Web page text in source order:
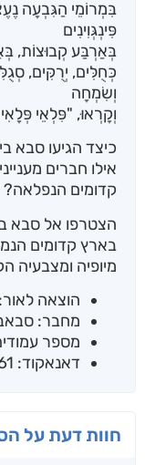
בִּמְרוֹמֵי הַגִּבְעָה
פִּינְגְּוִינִים
בְּאַרְבַּע קְבוּצוֹת,
כְּחֻלִּים, יְרֻקִּים,
וְשִׂמְחָה
וְקָרְאוּ, "פִּלְאֵי
כיצד הגיעו סבא
אילו חברים
קדומים הנפלאה?
הצטרפו אל סבא
בארץ קדומים
מיופיה ומצבעיה
הוצאה
מחבר:
מספר עמודים:
דאנאקוד: 1272-2761
חוות דעת על